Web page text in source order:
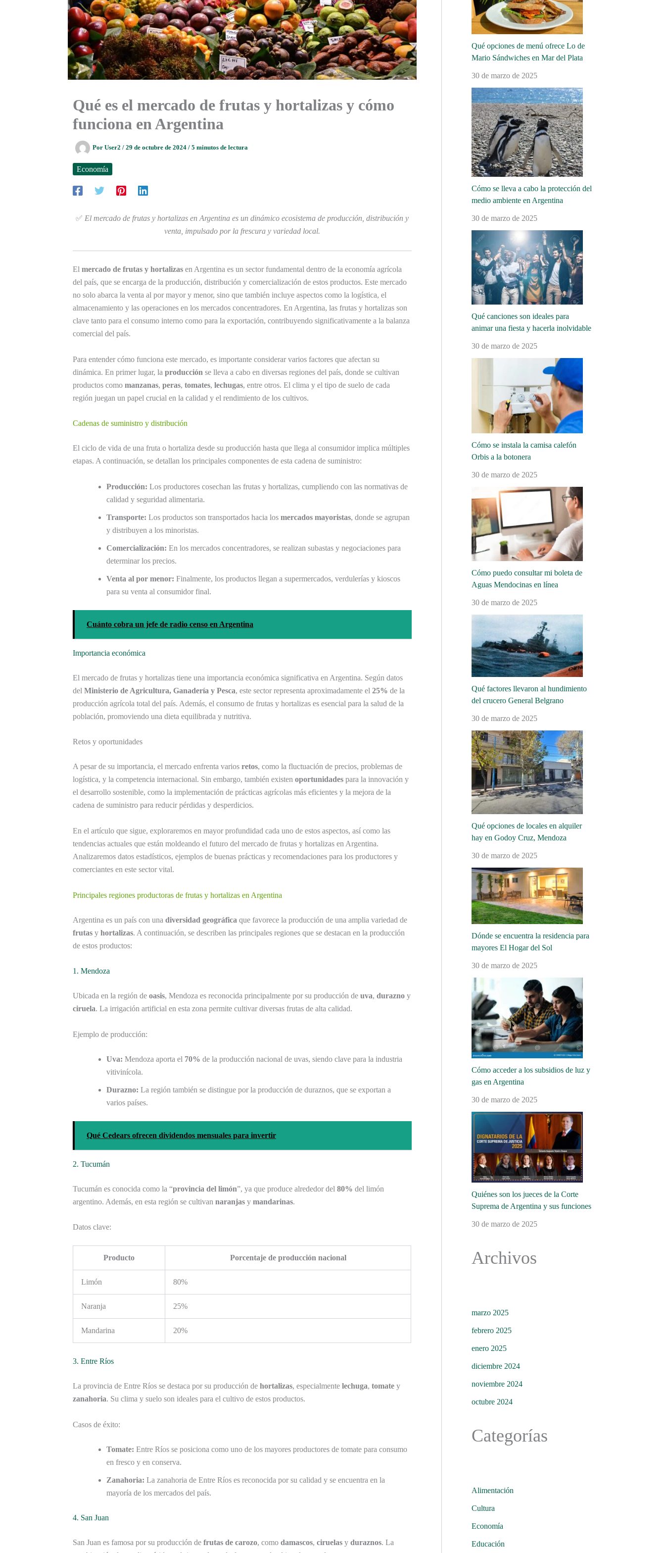
Qué es el mercado de frutas y hortalizas y cómo
funciona en Argentina
Por User2 / 29 de octubre de 2024 / 5 minutos de lectura
Economía
✅ El mercado de frutas y hortalizas en Argentina es un dinámico ecosistema de producción, distribución y
venta, impulsado por la frescura y variedad local.
El mercado de frutas y hortalizas en Argentina es un sector fundamental dentro de la economía agrícola
del país, que se encarga de la producción, distribución y comercialización de estos productos. Este mercado
no solo abarca la venta al por mayor y menor, sino que también incluye aspectos como la logística, el
almacenamiento y las operaciones en los mercados concentradores. En Argentina, las frutas y hortalizas son
clave tanto para el consumo interno como para la exportación, contribuyendo significativamente a la balanza
comercial del país.
Para entender cómo funciona este mercado, es importante considerar varios factores que afectan su
dinámica. En primer lugar, la producción se lleva a cabo en diversas regiones del país, donde se cultivan
productos como manzanas, peras, tomates, lechugas, entre otros. El clima y el tipo de suelo de cada
región juegan un papel crucial en la calidad y el rendimiento de los cultivos.
Cadenas de suministro y distribución
El ciclo de vida de una fruta o hortaliza desde su producción hasta que llega al consumidor implica múltiples
etapas. A continuación, se detallan los principales componentes de esta cadena de suministro:
Producción: Los productores cosechan las frutas y hortalizas, cumpliendo con las normativas de
calidad y seguridad alimentaria.
Transporte: Los productos son transportados hacia los mercados mayoristas, donde se agrupan
y distribuyen a los minoristas.
Comercialización: En los mercados concentradores, se realizan subastas y negociaciones para
determinar los precios.
Venta al por menor: Finalmente, los productos llegan a supermercados, verdulerías y kioscos
para su venta al consumidor final.
Cuánto cobra un jefe de radio censo en Argentina
Importancia económica
El mercado de frutas y hortalizas tiene una importancia económica significativa en Argentina. Según datos
del Ministerio de Agricultura, Ganadería y Pesca, este sector representa aproximadamente el 25% de la
producción agrícola total del país. Además, el consumo de frutas y hortalizas es esencial para la salud de la
población, promoviendo una dieta equilibrada y nutritiva.
Retos y oportunidades
A pesar de su importancia, el mercado enfrenta varios retos, como la fluctuación de precios, problemas de
logística, y la competencia internacional. Sin embargo, también existen oportunidades para la innovación y
el desarrollo sostenible, como la implementación de prácticas agrícolas más eficientes y la mejora de la
cadena de suministro para reducir pérdidas y desperdicios.
En el artículo que sigue, exploraremos en mayor profundidad cada uno de estos aspectos, así como las
tendencias actuales que están moldeando el futuro del mercado de frutas y hortalizas en Argentina.
Analizaremos datos estadísticos, ejemplos de buenas prácticas y recomendaciones para los productores y
comerciantes en este sector vital.
Principales regiones productoras de frutas y hortalizas en Argentina
Argentina es un país con una diversidad geográfica que favorece la producción de una amplia variedad de
frutas y hortalizas. A continuación, se describen las principales regiones que se destacan en la producción
de estos productos:
1. Mendoza
Ubicada en la región de oasis, Mendoza es reconocida principalmente por su producción de uva, durazno y
ciruela. La irrigación artificial en esta zona permite cultivar diversas frutas de alta calidad.
Ejemplo de producción:
Uva: Mendoza aporta el 70% de la producción nacional de uvas, siendo clave para la industria
vitivinícola.
Durazno: La región también se distingue por la producción de duraznos, que se exportan a
varios países.
Qué Cedears ofrecen dividendos mensuales para invertir
2. Tucumán
Tucumán es conocida como la “provincia del limón”, ya que produce alrededor del 80% del limón
argentino. Además, en esta región se cultivan naranjas y mandarinas.
Datos clave:
Producto Porcentaje de producción nacional
Limón 80%
Naranja 25%
Mandarina 20%
3. Entre Ríos
La provincia de Entre Ríos se destaca por su producción de hortalizas, especialmente lechuga, tomate y
zanahoria. Su clima y suelo son ideales para el cultivo de estos productos.
Casos de éxito:
Tomate: Entre Ríos se posiciona como uno de los mayores productores de tomate para consumo
en fresco y en conserva.
Zanahoria: La zanahoria de Entre Ríos es reconocida por su calidad y se encuentra en la
mayoría de los mercados del país.
4. San Juan
San Juan es famosa por su producción de frutas de carozo, como damascos, ciruelas y duraznos. La
Qué opciones de menú ofrece Lo de
Mario Sándwiches en Mar del Plata
30 de marzo de 2025
Cómo se lleva a cabo la protección del
medio ambiente en Argentina
30 de marzo de 2025
Qué canciones son ideales para
animar una fiesta y hacerla inolvidable
30 de marzo de 2025
Cómo se instala la camisa calefón
Orbis a la botonera
30 de marzo de 2025
Cómo puedo consultar mi boleta de
Aguas Mendocinas en línea
30 de marzo de 2025
Qué factores llevaron al hundimiento
del crucero General Belgrano
30 de marzo de 2025
Qué opciones de locales en alquiler
hay en Godoy Cruz, Mendoza
30 de marzo de 2025
Dónde se encuentra la residencia para
mayores El Hogar del Sol
30 de marzo de 2025
Cómo acceder a los subsidios de luz y
gas en Argentina
30 de marzo de 2025
Quiénes son los jueces de la Corte
Suprema de Argentina y sus funciones
30 de marzo de 2025
Archivos
marzo 2025
febrero 2025
enero 2025
diciembre 2024
noviembre 2024
octubre 2024
Categorías
Alimentación
Cultura
Economía
Educación